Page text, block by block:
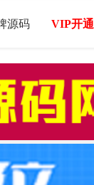
源码 VIP开通